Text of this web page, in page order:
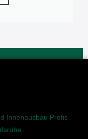
Innenausbau Profis